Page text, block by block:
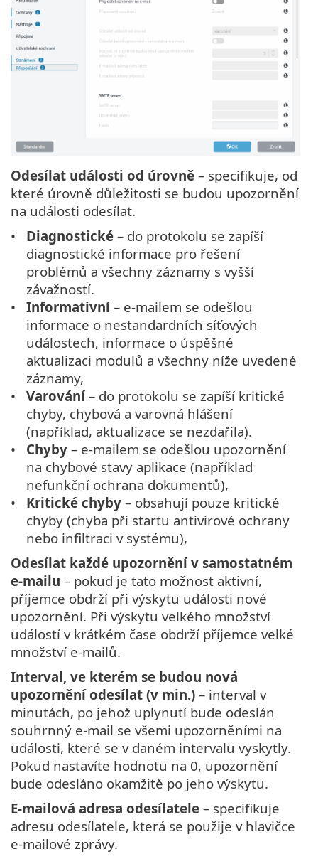
Odesílat události od úrovně – specifikuje, od
které úrovně důležitosti se budou upozornění
na události odesílat.
Diagnostické – do protokolu se zapíší
diagnostické informace pro řešení
problémů a všechny záznamy s vyšší
závažností.
Informativní– e-mailem se odešlou
informace o nestandardních síťových
událostech, informace o úspěšné
aktualizaci modulů a všechny níže uvedené
záznamy,
Varování– do protokolu se zapíší kritické
chyby, chybová a varovná hlášení
(například, aktualizace se nezdařila).
Chyby – e-mailem se odešlou upozornění
na chybové stavy aplikace (například
nefunkční ochrana dokumentů),
Kritické chyby – obsahují pouze kritické
chyby (chyba při startu antivirové ochrany
nebo infiltraci v systému),
Odesílat každé upozornění v samostatném
e-mailu – pokud je tato možnost aktivní,
příjemce obdrží při výskytu události nové
upozornění. Při výskytu velkého množství
událostí v krátkém čase obdrží příjemce velké
množství e-mailů.
Interval, ve kterém se budou nová
upozornění odesílat (v min.) – interval v
minutách, po jehož uplynutí bude odeslán
souhrnný e-mail se všemi upozorněními na
události, které se v daném intervalu vyskytly.
Pokud nastavíte hodnotu na 0, upozornění
bude odesláno okamžitě po jeho výskytu.
E-mailová adresa odesílatele – specifikuje
adresu odesílatele, která se použije v hlavičce
e-mailové zprávy.